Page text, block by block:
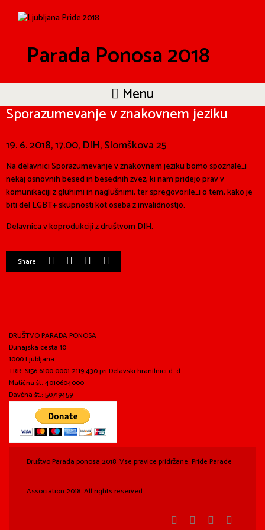
Parada Ponosa 2018
Menu
Sporazumevanje v znakovnem jeziku
19. 6. 2018, 17.00, DIH, Slomškova 25
Na delavnici Sporazumevanje v znakovnem jeziku bomo spoznale_i
nekaj osnovnih besed in besednih zvez, ki nam pridejo prav v
komunikaciji z gluhimi in naglušnimi, ter spregovorile_i o tem, kako je
biti del LGBT+ skupnosti kot oseba z invalidnostjo.
Delavnica v koprodukciji z društvom DIH.
Share
DRUŠTVO PARADA PONOSA
Dunajska cesta 10
1000 Ljubljana
TRR: SI56 6100 0001 2119 430 pri Delavski hranilnici d. d.
Matična št. 4010604000
Davčna št.: 50719459
Društvo Parada ponosa 2018. Vse pravice pridržane. Pride Parade
Association 2018. All rights reserved.